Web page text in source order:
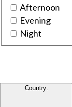
Afternoon
Evening
Night
Country: